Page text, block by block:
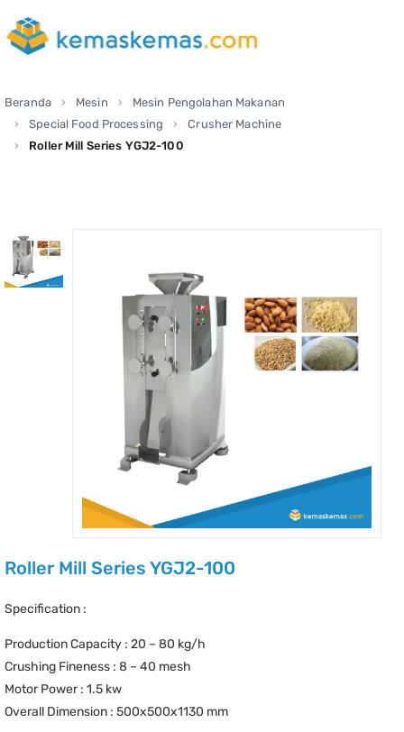
Beranda Mesin
Mesin Pengolahan Makanan
Special Food Processing
Crusher Machine
Roller Mill Series YGJ2-100
Roller Mill Series YGJ2-100
Specification :
Production Capacity : 20 – 80 kg/h
Crushing Fineness : 8 – 40 mesh
Motor Power : 1.5 kw
Overall Dimension : 500x500x1130 mm